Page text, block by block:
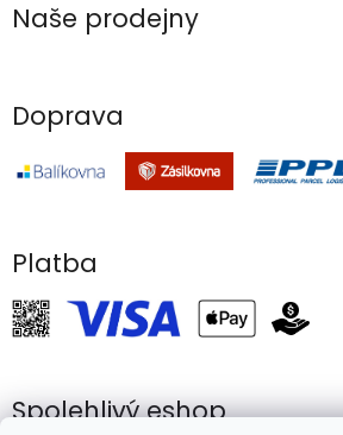
u
Naše prodejny
Doprava
Platba
Spolehlivý eshop